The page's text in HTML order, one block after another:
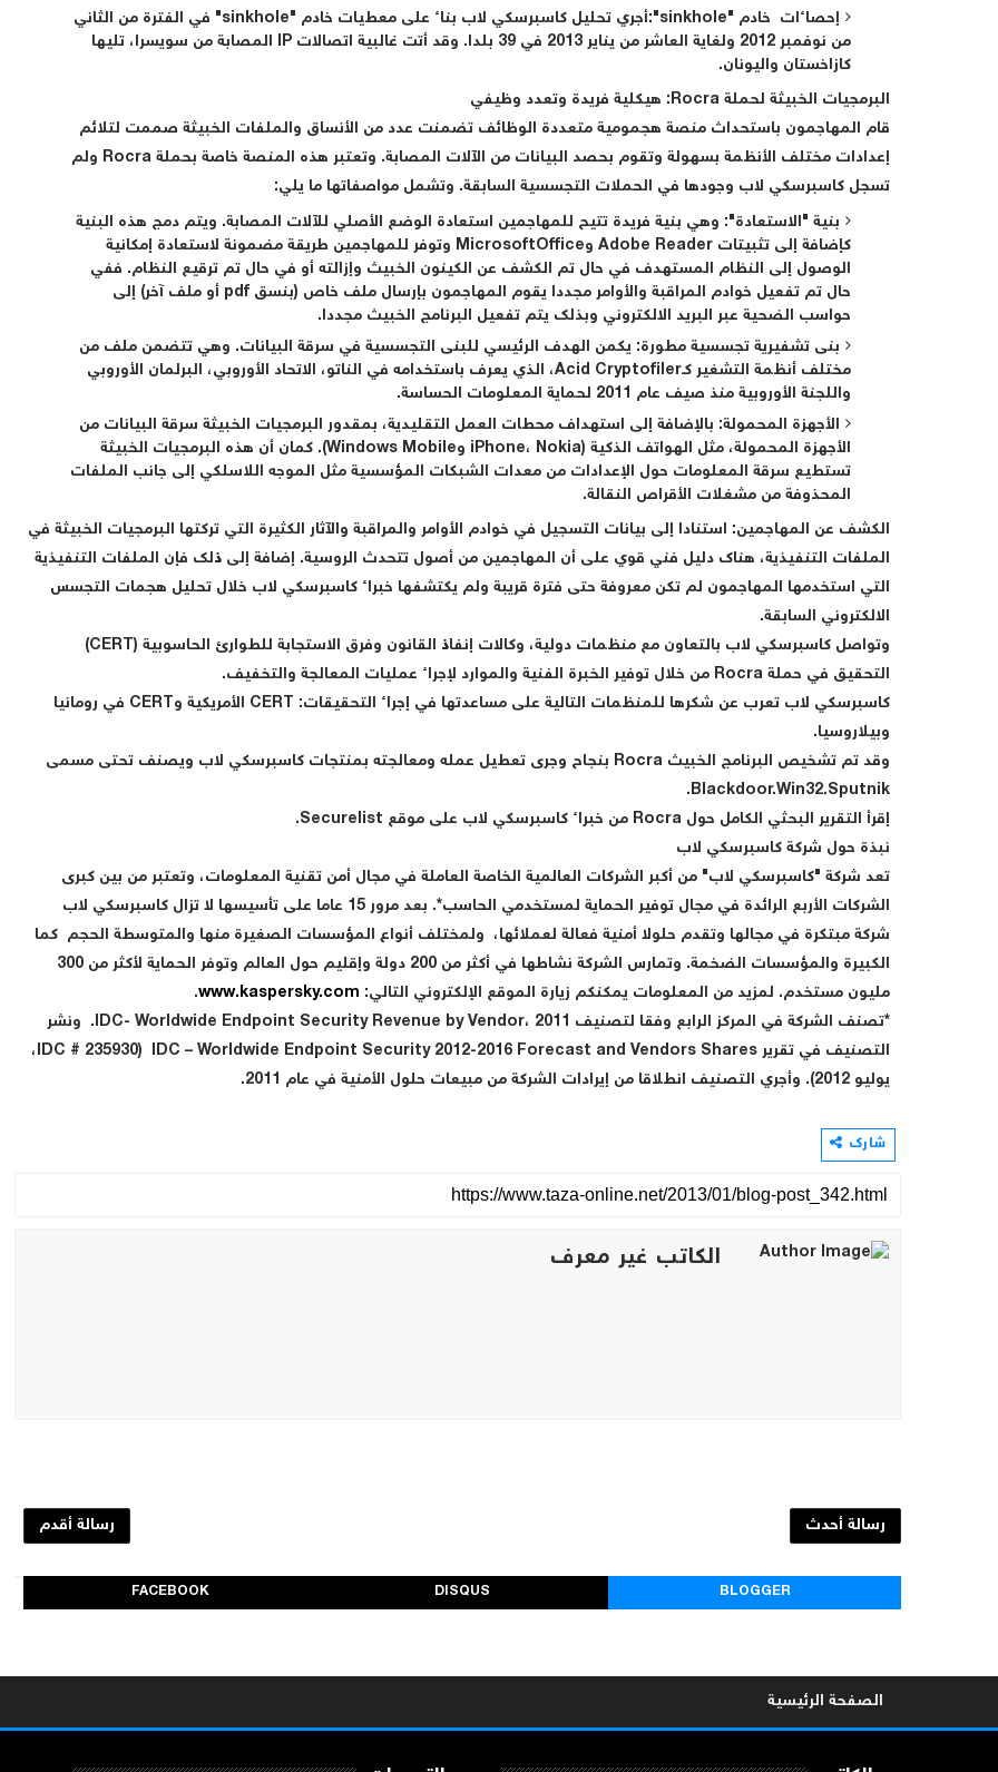
إحصاءات خادم "sinkhole
"
:أجري تحليل كاسبرسكي لاب بناء على معطيات خادم "sinkhole" في الفترة من الثاني
من نوفمبر 2012 ولغاية العاشر من يناير 2013 في 39 بلدا. وقد أتت غالبية اتصالات IP المصابة من سويسرا، تليها
كازاخستان واليونان.
البرمجيات الخبيثة لحملة Rocra: هيكلية فريدة وتعدد وظيفي
قام المهاجمون باستحداث منصة هجمومية متعددة الوظائف تضمنت عدد من الأنساق والملفات الخبيثة صممت لتلائم
إعدادات مختلف الأنظمة بسهولة وتقوم بحصد البيانات من الآلات المصابة. وتعتبر هذه المنصة خاصة بحملة Rocra ولم
تسجل كاسبرسكي لاب وجودها في الحملات التجسسية السابقة. وتشمل مواصفاتها ما يلي:
بنية "الاستعادة": وهي بنية فريدة تتيح للمهاجمين استعادة الوضع الأصلي للآلات المصابة. ويتم دمج هذه البنية
كإضافة إلى تثبيتات Adobe Reader وMicrosoftOffice وتوفر للمهاجمين طريقة مضمونة لاستعادة إمكانية
الوصول إلى النظام المستهدف في حال تم الكشف عن الكينون الخبيث وإزالته أو في حال تم ترقيع النظام. ففي
حال تم تفعيل خوادم المراقبة والأوامر مجددا يقوم المهاجمون بإرسال ملف خاص (بنسق pdf أو ملف آخر) إلى
حواسب الضحية عبر البريد الالكتروني وبذلك يتم تفعيل البرنامج الخبيث مجددا.
بنى تشفيرية تجسسية مطورة: يكمن الهدف الرئيسي للبنى التجسسية في سرقة البيانات. وهي تتضمن ملف من
مختلف أنظمة التشغير كـAcid Cryptofiler، الذي يعرف باستخدامه في الناتو، الاتحاد الأوروبي، البرلمان الأوروبي
واللجنة الأوروبية منذ صيف عام 2011 لحماية المعلومات الحساسة.
الأجهزة المحمولة: بالإضافة إلى استهداف محطات العمل التقليدية، بمقدور البرمجيات الخبيثة سرقة البيانات من
الأجهزة المحمولة، مثل الهواتف الذكية (iPhone، Nokia وWindows Mobile). كمان أن هذه البرمجيات الخبيثة
تستطيع سرقة المعلومات حول الإعدادات من معدات الشبكات المؤسسية مثل الموجه اللاسلكي إلى جانب الملفات
المحذوفة من مشغلات الأقراص النقالة.
الكشف عن المهاجمين: استنادا إلى بيانات التسجيل في خوادم الأوامر والمراقبة والآثار الكثيرة التي تركتها البرمجيات الخبيثة في
الملفات التنفيذية، هناك دليل فني قوي على أن المهاجمين من أصول تتحدث الروسية. إضافة إلى ذلك فإن الملفات التنفيذية
التي استخدمها المهاجمون لم تكن معروفة حتى فترة قريبة ولم يكتشفها خبراء كاسبرسكي لاب خلال تحليل هجمات التجسس
الالكتروني السابقة.
وتواصل كاسبرسكي لاب بالتعاون مع منظمات دولية، وكالات إنفاذ القانون وفرق الاستجابة للطوارئ الحاسوبية (CERT)
التحقيق في حملة Rocra من خلال توفير الخبرة الفنية والموارد لإجراء عمليات المعالجة والتخفيف.
كاسبرسكي لاب تعرب عن شكرها للمنظمات التالية على مساعدتها في إجراء التحقيقات: CERT الأمريكية وCERT في رومانيا
وبيلاروسيا.
وقد تم تشخيص البرنامج الخبيث Rocra بنجاح وجرى تعطيل عمله ومعالجته بمنتجات كاسبرسكي لاب ويصنف تحتى مسمى
Blackdoor.Win32.Sputnik.
إقرأ التقرير البحثي الكامل حول Rocra من خبراء كاسبرسكي لاب على موقع Securelist.
نبذة حول شركة كاسبرسكي لاب
تعد شركة "كاسبرسكي لاب" من أكبر الشركات العالمية الخاصة العاملة في مجال أمن تقنية المعلومات، وتعتبر من بين كبرى
الشركات الأربع الرائدة في مجال توفير الحماية لمستخدمي الحاسب*. بعد مرور 15 عاما على تأسيسها لا تزال كاسبرسكي لاب
شركة مبتكرة في مجالها وتقدم حلولا أمنية فعالة لعملائها، ولمختلف أنواع المؤسسات الصغيرة منها والمتوسطة الحجم كما
الكبيرة والمؤسسات الضخمة. وتمارس الشركة نشاطها في أكثر من 200 دولة وإقليم حول العالم وتوفر الحماية لأكثر من 300
مليون مستخدم. لمزيد من المعلومات يمكنكم زيارة الموقع الإلكتروني التالي: www.kaspersky.com
.
*تصنف الشركة في المركز الرابع وفقا لتصنيف IDC- Worldwide Endpoint Security Revenue by Vendor، 2011. ونشر
التصنيف في تقرير IDC – Worldwide Endpoint Security 2012-2016 Forecast and Vendors Shares (IDC # 235930،
يوليو 2012). وأجري التصنيف انطلاقا من إيرادات الشركة من مبيعات حلول الأمنية في عام 2011.
شارك
الكاتب غير معرف
رسالة أحدث رسالة أقدم
BLOGGER
DISQUS
FACEBOOK
الصفحة الرئيسية